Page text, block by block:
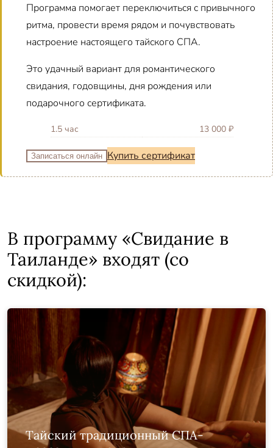
Программа помогает переключиться с привычного
ритма, провести время рядом и почувствовать
настроение настоящего тайского СПА.
Это удачный вариант для романтического
свидания, годовщины, дня рождения или
подарочного сертификата.
1.5 час 13 000 ₽
Записаться онлайн Купить сертификат
В программу «Свидание в
Таиланде» входят (со
скидкой):
Тайский традиционный СПА-